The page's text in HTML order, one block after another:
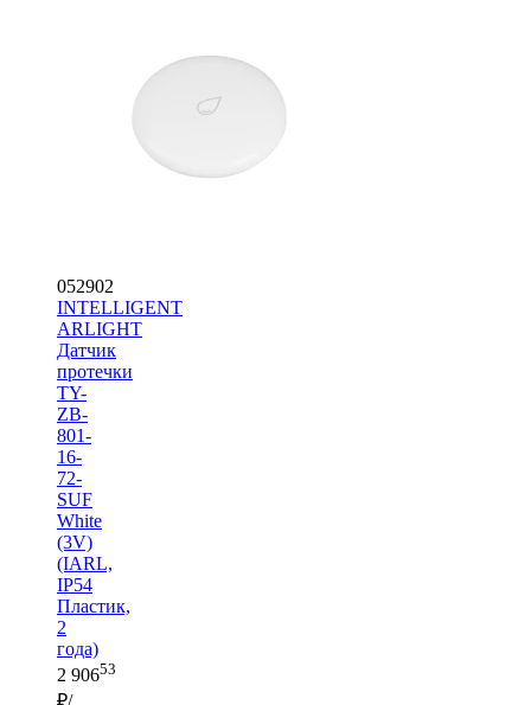
052902
INTELLIGENT
ARLIGHT
Датчик
протечки
TY-
ZB-
801-
16-
72-
SUF
White
(3V)
(IARL,
IP54
Пластик,
2
года)
2 90653
₽/